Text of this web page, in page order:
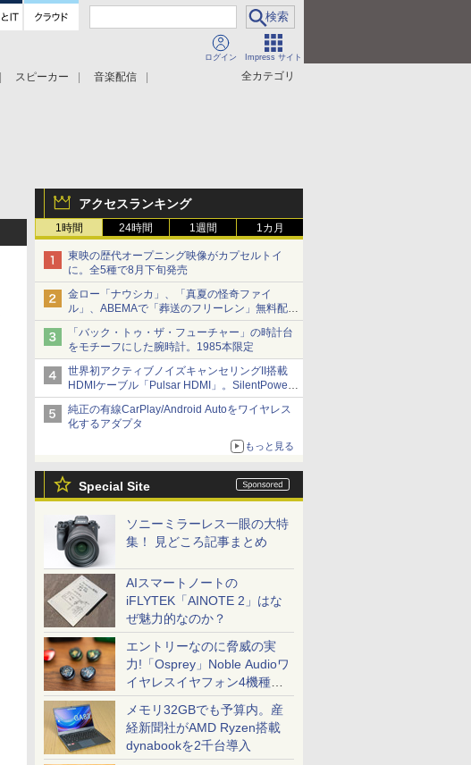
ログイン Impress サイト
全カテゴリ
スピーカー
音楽配信
アクセスランキング
1時間 24時間 1週間 1カ月
東映の歴代オープニング映像がカプセルトイ
に。全5種で8月下旬発売
金ロー「ナウシカ」、「真夏の怪奇ファイ
ル」、ABEMAで「葬送のフリーレン」無料配信
など。夏の特番・配信情報
「バック・トゥ・ザ・フューチャー」の時計台
をモチーフにした腕時計。1985本限定
世界初アクティブノイズキャンセリングII搭載
HDMIケーブル「Pulsar HDMI」。SilentPower
から
純正の有線CarPlay/Android Autoをワイヤレス
化するアダプタ
もっと見る
Special Site
ソニーミラーレス一眼の大特
集！ 見どころ記事まとめ
AIスマートノートの
iFLYTEK「AINOTE 2」はな
ぜ魅力的なのか？
エントリーなのに脅威の実
力!「Osprey」Noble Audioワ
イヤレスイヤフォン4機種を
一気に聴く
メモリ32GBでも予算内。産
経新聞社がAMD Ryzen搭載
dynabookを2千台導入